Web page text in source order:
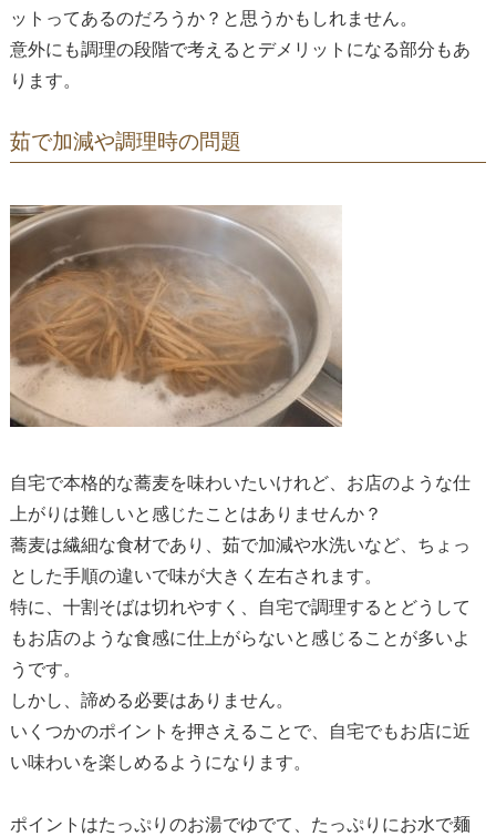
ットってあるのだろうか？と思うかもしれません。
意外にも調理の段階で考えるとデメリットになる部分もあ
ります。
茹で加減や調理時の問題
自宅で本格的な蕎麦を味わいたいけれど、お店のような仕
上がりは難しいと感じたことはありませんか？
蕎麦は繊細な食材であり、茹で加減や水洗いなど、ちょっ
とした手順の違いで味が大きく左右されます。
特に、十割そばは切れやすく、自宅で調理するとどうして
もお店のような食感に仕上がらないと感じることが多いよ
うです。
しかし、諦める必要はありません。
いくつかのポイントを押さえることで、自宅でもお店に近
い味わいを楽しめるようになります。
ポイントはたっぷりのお湯でゆでて、たっぷりにお水で麺